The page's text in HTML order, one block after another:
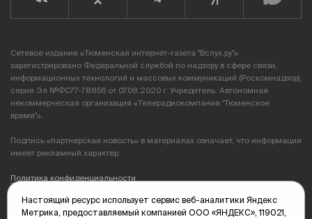
Видео
Галереи
Новости
Темы новостей
Архив новостей
Настоящий ресурс использует сервис веб-аналитики Яндекс
Метрика, предоставляемый компанией ООО «ЯНДЕКС», 119021,